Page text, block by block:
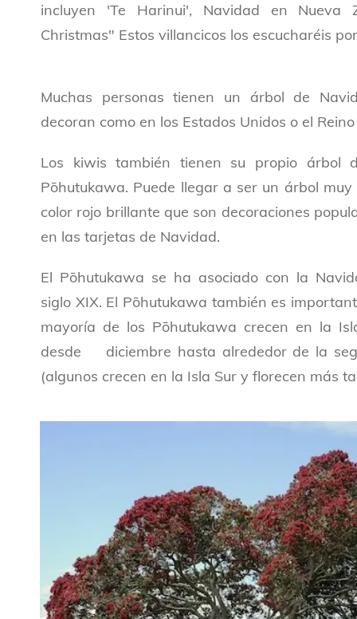
incluyen 'Te Harinui', Navidad en
Christmas" Estos villancicos los escucharéis
Muchas personas tienen un árbol de
decoran como en los Estados Unidos o el
Los kiwis también tienen su propio árbol
Pōhutukawa. Puede llegar a ser un árbol
color rojo brillante que son decoraciones
en las tarjetas de Navidad.
El Pōhutukawa se ha asociado con la
siglo XIX. El Pōhutukawa también es
mayoría de los Pōhutukawa crecen en la
desde diciembre hasta alrededor de la
(algunos crecen en la Isla Sur y florecen más